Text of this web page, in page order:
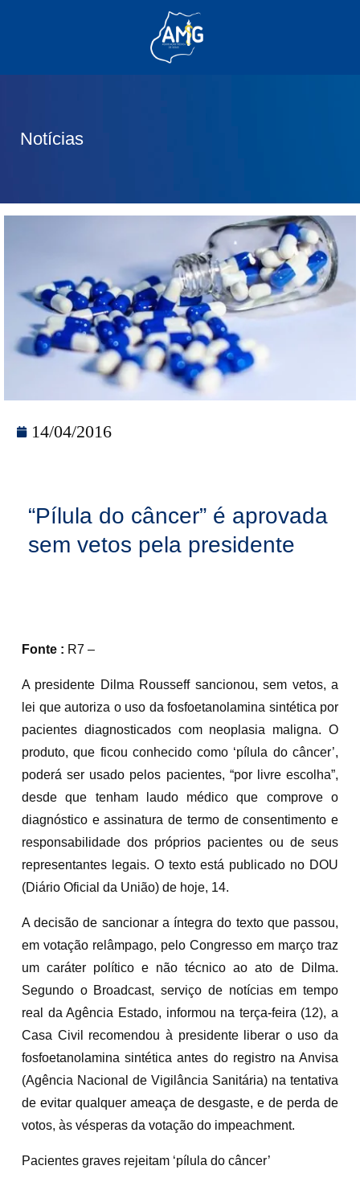
Notícias
14/04/2016
“Pílula do câncer” é aprovada
sem vetos pela presidente
Fonte : R7 –
A presidente Dilma Rousseff sancionou, sem vetos, a
lei que autoriza o uso da fosfoetanolamina sintética por
pacientes diagnosticados com neoplasia maligna. O
produto, que ficou conhecido como ‘pílula do câncer’,
poderá ser usado pelos pacientes, “por livre escolha”,
desde que tenham laudo médico que comprove o
diagnóstico e assinatura de termo de consentimento e
responsabilidade dos próprios pacientes ou de seus
representantes legais. O texto está publicado no DOU
(Diário Oficial da União) de hoje, 14.
A decisão de sancionar a íntegra do texto que passou,
em votação relâmpago, pelo Congresso em março traz
um caráter político e não técnico ao ato de Dilma.
Segundo o Broadcast, serviço de notícias em tempo
real da Agência Estado, informou na terça-feira (12), a
Casa Civil recomendou à presidente liberar o uso da
fosfoetanolamina sintética antes do registro na Anvisa
(Agência Nacional de Vigilância Sanitária) na tentativa
de evitar qualquer ameaça de desgaste, e de perda de
votos, às vésperas da votação do impeachment.
Pacientes graves rejeitam ‘pílula do câncer’